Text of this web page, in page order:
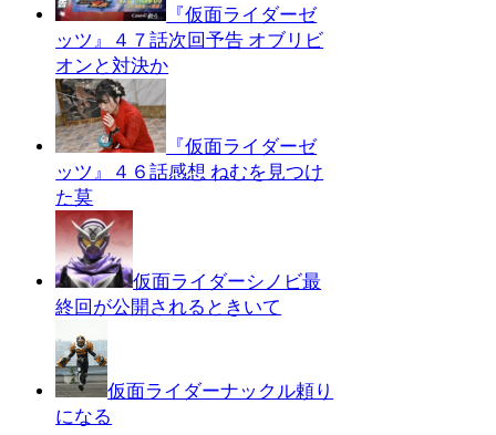
『仮面ライダーゼ
ッツ』４７話次回予告 オブリビ
オンと対決か
『仮面ライダーゼ
ッツ』４６話感想 ねむを見つけ
た莫
仮面ライダーシノビ最
終回が公開されるときいて
仮面ライダーナックル頼り
になる